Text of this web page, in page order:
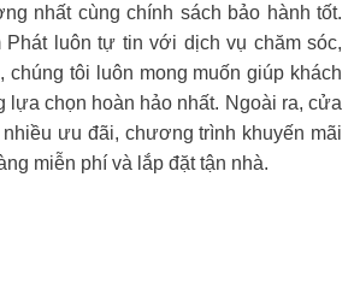
nhất cùng chính sách bảo hành tốt.
Phát luôn tự tin với dịch vụ chăm sóc,
chúng tôi luôn mong muốn giúp khách
lựa chọn hoàn hảo nhất. Ngoài ra, cửa
nhiều ưu đãi, chương trình khuyến mãi
miễn phí và lắp đặt tận nhà.